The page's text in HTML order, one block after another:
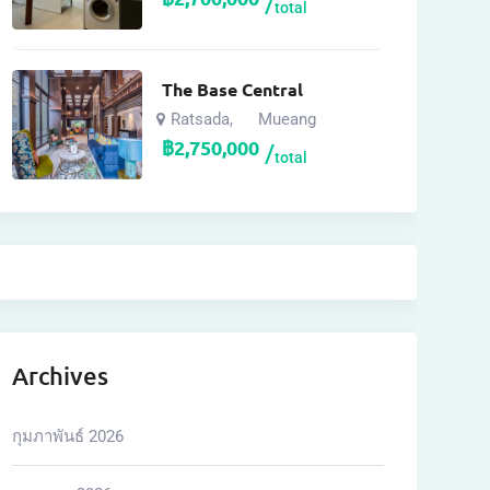
total
The Base Central
Ratsada, Mueang
฿2,750,000 total
Archives
กุมภาพันธ์ 2026